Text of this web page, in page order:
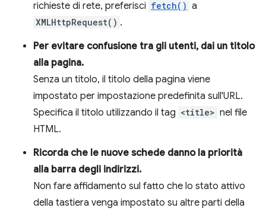
richieste di rete, preferisci fetch() a
XMLHttpRequest() .
Per evitare confusione tra gli utenti, dai un titolo
alla pagina.
Senza un titolo, il titolo della pagina viene
impostato per impostazione predefinita sull'URL.
Specifica il titolo utilizzando il tag <title> nel file
HTML.
Ricorda che le nuove schede danno la priorità
alla barra degli indirizzi.
Non fare affidamento sul fatto che lo stato attivo
della tastiera venga impostato su altre parti della